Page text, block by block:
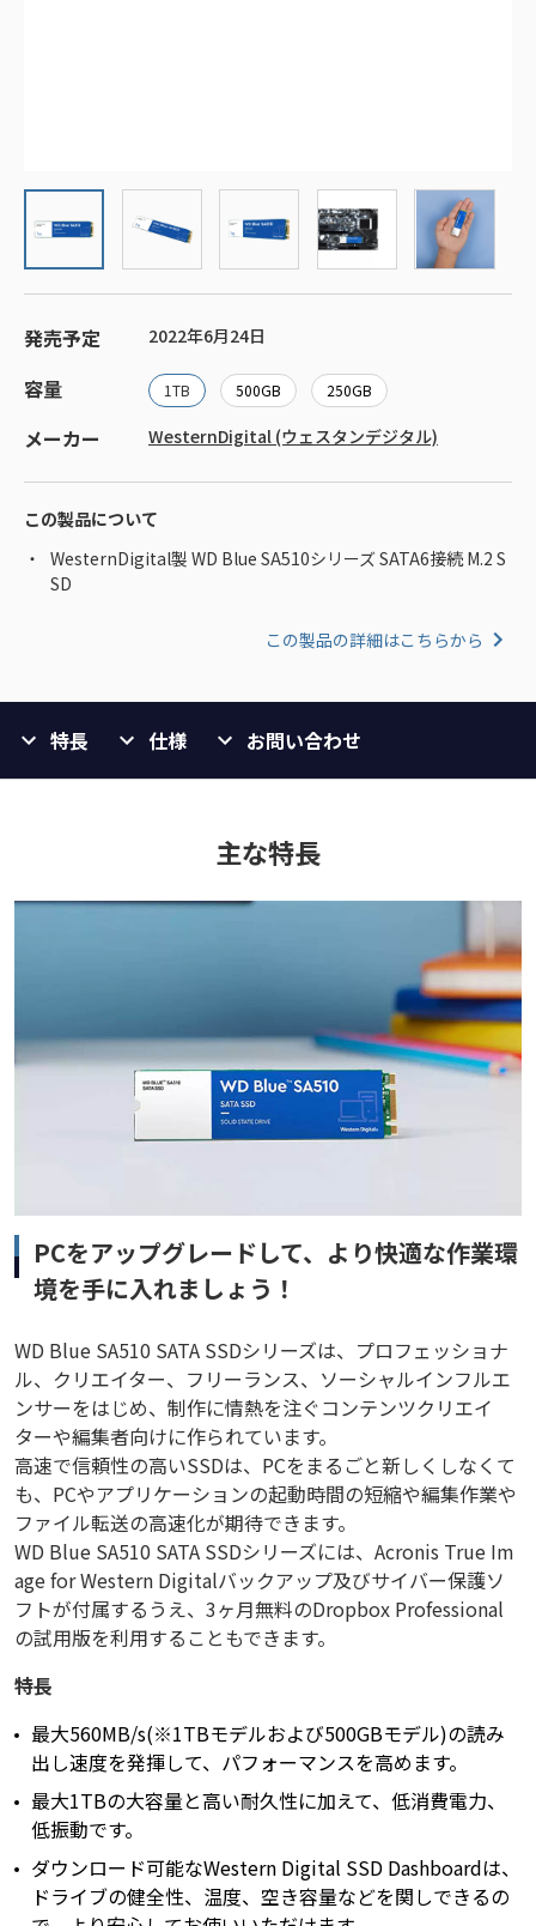
発売予定 2022年6月24日
容量 1TB 500GB 250GB
メーカー WesternDigital (ウェスタンデジタル)
この製品について
WesternDigital製 WD Blue SA510シリーズ SATA6接続 M.2 S
SD
この製品の詳細はこちらから
特長 仕様 お問い合わせ
主な特長
PCをアップグレードして、より快適な作業環
境を手に入れましょう！
WD Blue SA510 SATA SSDシリーズは、プロフェッショナ
ル、クリエイター、フリーランス、ソーシャルインフルエ
ンサーをはじめ、制作に情熱を注ぐコンテンツクリエイ
ターや編集者向けに作られています。
高速で信頼性の高いSSDは、PCをまるごと新しくしなくて
も、PCやアプリケーションの起動時間の短縮や編集作業や
ファイル転送の高速化が期待できます。
WD Blue SA510 SATA SSDシリーズには、Acronis True Im
age for Western Digitalバックアップ及びサイバー保護ソ
フトが付属するうえ、3ヶ月無料のDropbox Professional
の試用版を利用することもできます。
特長
最大560MB/s(※1TBモデルおよび500GBモデル)の読み
出し速度を発揮して、パフォーマンスを高めます。
最大1TBの大容量と高い耐久性に加えて、低消費電力、
低振動です。
ダウンロード可能なWestern Digital SSD Dashboardは、
ドライブの健全性、温度、空き容量などを関しできるの